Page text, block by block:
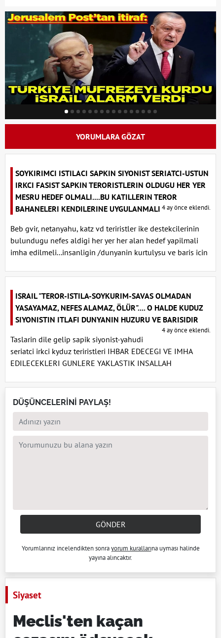
YORUMLARA GÖZAT
SOYKIRIMCI ISTILACI SAPKIN SIYONIST SERIATCI-USTUN
IRKCI FASIST SAPKIN TERORISTLERIN OLDUGU HER YER
MESRU HEDEF OLMALI....BU KATILLERIN TEROR
BAHANELERI KENDILERINE UYGULANMALI 4 ay önce eklendi.
Beb gvir, netanyahu, katz vd teriristler ike destekcilerinin
bulundugu nefes aldigi her yer her alan hedef yapilmali
imha edilmeli...insanligin /dunyanin kurtulysu ve baris icin
ISRAIL "TEROR-ISTILA-SOYKURIM-SAVAS OLMADAN
YASAYAMAZ, NEFES ALAMAZ, ÖLÜR".... O HALDE KUDUZ
SIYONISTIN ITLAFI DUNYANIN HUZURU VE BARISIDIR
4 ay önce eklendi.
Taslarin dile gelip sapik siyonist-yahudi
seriatci irkci kyduz teriristleri IHBAR EDECEGI VE IMHA
EDILECEKLERI GUNLERE YAKLASTIK INSALLAH
DÜŞÜNCELERİNİ PAYLAŞ!
GÖNDER
Yorumlarınız incelendikten sonrayorum kurallarına uyması halinde
yayına alıncaktır.
Siyaset
Meclis'ten kaçan